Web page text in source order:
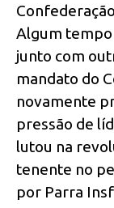
Algum
junto com
mandato do
novamente
pressão de
lutou na
tenente no
por Parra